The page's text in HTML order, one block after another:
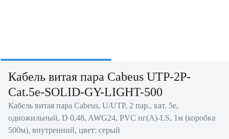
Кабель витая пара Cabeus UTP-2P-
Cat.5e-SOLID-GY-LIGHT-500
Кабель витая пара Cabeus, U/UTP, 2 пар., кат. 5е,
одножильный, D 0,48, AWG24, PVC нг(А)-LS, 1м (коробка
500м), внутренний, цвет: серый